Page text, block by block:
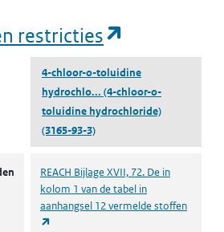
restricties
4-chloor-o-toluidine
hydrochlo... (4-chloor-o-
toluidine hydrochloride)
(3165-93-3)
REACH Bijlage XVII, 72. De in
kolom 1 van de tabel in
aanhangsel 12 vermelde stoffen